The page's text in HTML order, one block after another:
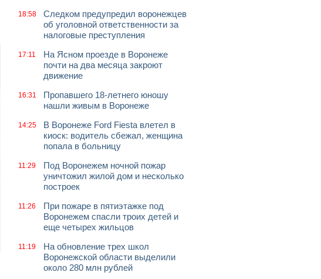
18:58
Следком предупредил воронежцев
об уголовной ответственности за
налоговые преступления
17:11
На Ясном проезде в Воронеже
почти на два месяца закроют
движение
16:31
Пропавшего 18-летнего юношу
нашли живым в Воронеже
14:25
В Воронеже Ford Fiesta влетел в
киоск: водитель сбежал, женщина
попала в больницу
11:29
Под Воронежем ночной пожар
уничтожил жилой дом и несколько
построек
11:26
При пожаре в пятиэтажке под
Воронежем спасли троих детей и
еще четырех жильцов
11:19
На обновление трех школ
Воронежской области выделили
около 280 млн рублей